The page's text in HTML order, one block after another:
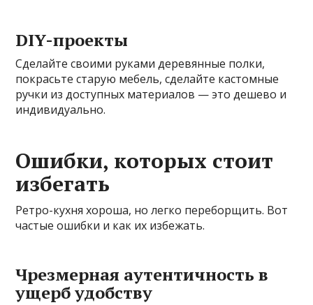
DIY-проекты
Сделайте своими руками деревянные полки,
покрасьте старую мебель, сделайте кастомные
ручки из доступных материалов — это дешево и
индивидуально.
Ошибки, которых стоит
избегать
Ретро-кухня хороша, но легко переборщить. Вот
частые ошибки и как их избежать.
Чрезмерная аутентичность в
ущерб удобству